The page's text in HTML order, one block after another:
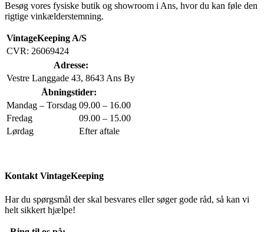
Besøg vores fysiske butik og showroom i Ans, hvor du kan føle den
rigtige vinkælderstemning.
VintageKeeping A/S
CVR: 26069424
Adresse:
Vestre Langgade 43, 8643 Ans By
Åbningstider:
Mandag – Torsdag 09.00 – 16.00
Fredag
09.00 – 15.00
Lørdag
Efter aftale
Kontakt VintageKeeping
Har du spørgsmål der skal besvares eller søger gode råd, så kan vi
helt sikkert hjælpe!